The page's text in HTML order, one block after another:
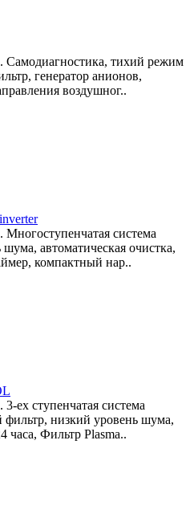
тихий режим
генератор анионов,
воздушног..
система
автоматическая очистка,
компактный нар..
ех ступенчатая система
фильтр, низкий уровень шума,
часа, Фильтр Plasma..